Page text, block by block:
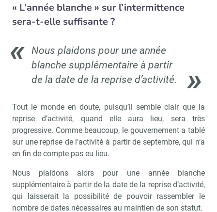
« L’année blanche » sur l’intermittence
sera-t-elle suffisante ?
Nous plaidons pour une année
blanche supplémentaire à partir
de la date de la reprise d’activité.
Tout le monde en doute, puisqu’il semble clair que la
reprise d’activité, quand elle aura lieu, sera très
progressive. Comme beaucoup, le gouvernement a tablé
sur une reprise de l’activité à partir de septembre, qui n’a
en fin de compte pas eu lieu.
Nous plaidons alors pour une année blanche
supplémentaire à partir de la date de la reprise d’activité,
qui laisserait la possibilité de pouvoir rassembler le
nombre de dates nécessaires au maintien de son statut.